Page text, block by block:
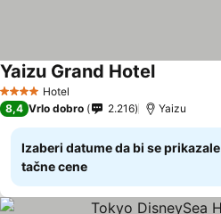
4 ZvezdiceHotel
Yaizu Grand Hotel
8,4 Vrlo dobro 2.216 Yaizu
Izaberi datume da bi se prikazale
tačne cene